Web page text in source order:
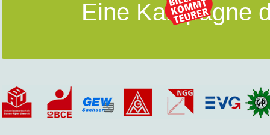
Eine Kampagne